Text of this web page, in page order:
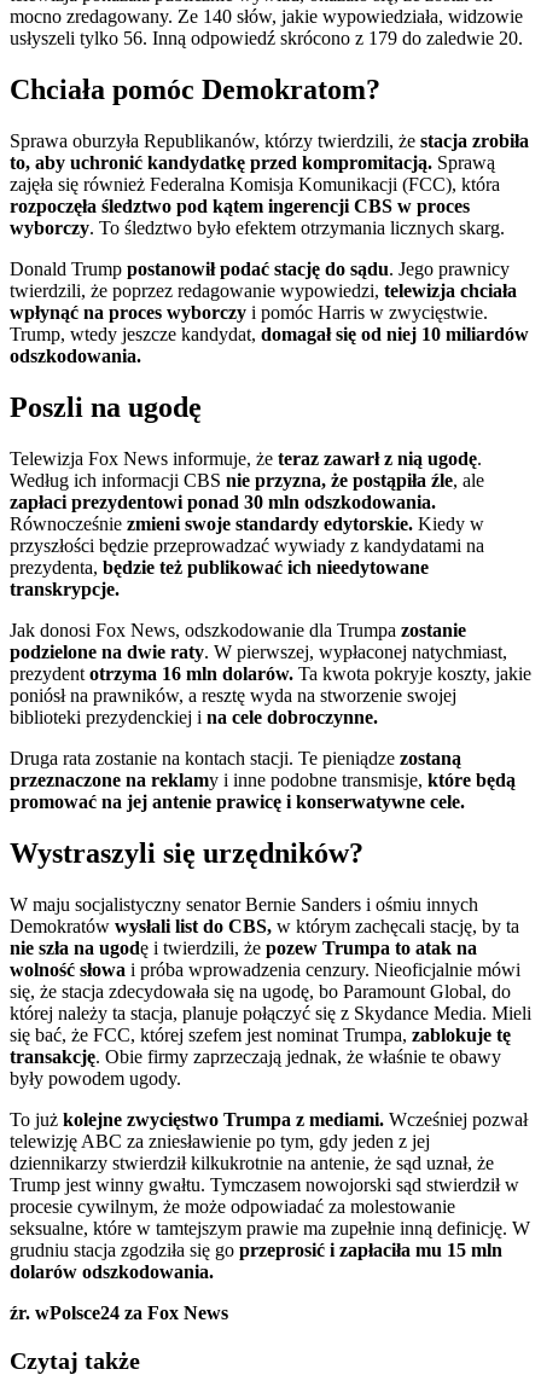
mocno zredagowany. Ze 140 słów, jakie wypowiedziała, widzowie
usłyszeli tylko 56. Inną odpowiedź skrócono z 179 do zaledwie 20.
Chciała pomóc Demokratom?
Sprawa oburzyła Republikanów, którzy twierdzili, że stacja zrobiła
to, aby uchronić kandydatkę przed kompromitacją. Sprawą
zajęła się również Federalna Komisja Komunikacji (FCC), która
rozpoczęła śledztwo pod kątem ingerencji CBS w proces
wyborczy. To śledztwo było efektem otrzymania licznych skarg.
Donald Trump postanowił podać stację do sądu. Jego prawnicy
twierdzili, że poprzez redagowanie wypowiedzi, telewizja chciała
wpłynąć na proces wyborczy i pomóc Harris w zwycięstwie.
Trump, wtedy jeszcze kandydat, domagał się od niej 10 miliardów
odszkodowania.
Poszli na ugodę
Telewizja Fox News informuje, że teraz zawarł z nią ugodę.
Według ich informacji CBS nie przyzna, że postąpiła źle, ale
zapłaci prezydentowi ponad 30 mln odszkodowania.
Równocześnie zmieni swoje standardy edytorskie. Kiedy w
przyszłości będzie przeprowadzać wywiady z kandydatami na
prezydenta, będzie też publikować ich nieedytowane
transkrypcje.
Jak donosi Fox News, odszkodowanie dla Trumpa zostanie
podzielone na dwie raty. W pierwszej, wypłaconej natychmiast,
prezydent otrzyma 16 mln dolarów. Ta kwota pokryje koszty, jakie
poniósł na prawników, a resztę wyda na stworzenie swojej
biblioteki prezydenckiej i na cele dobroczynne.
Druga rata zostanie na kontach stacji. Te pieniądze zostaną
przeznaczone na reklamy i inne podobne transmisje, które będą
promować na jej antenie prawicę i konserwatywne cele.
Wystraszyli się urzędników?
W maju socjalistyczny senator Bernie Sanders i ośmiu innych
Demokratów wysłali list do CBS, w którym zachęcali stację, by ta
nie szła na ugodę i twierdzili, że pozew Trumpa to atak na
wolność słowa i próba wprowadzenia cenzury. Nieoficjalnie mówi
się, że stacja zdecydowała się na ugodę, bo Paramount Global, do
której należy ta stacja, planuje połączyć się z Skydance Media. Mieli
się bać, że FCC, której szefem jest nominat Trumpa, zablokuje tę
transakcję. Obie firmy zaprzeczają jednak, że właśnie te obawy
były powodem ugody.
To już kolejne zwycięstwo Trumpa z mediami. Wcześniej pozwał
telewizję ABC za zniesławienie po tym, gdy jeden z jej
dziennikarzy stwierdził kilkukrotnie na antenie, że sąd uznał, że
Trump jest winny gwałtu. Tymczasem nowojorski sąd stwierdził w
procesie cywilnym, że może odpowiadać za molestowanie
seksualne, które w tamtejszym prawie ma zupełnie inną definicję. W
grudniu stacja zgodziła się go przeprosić i zapłaciła mu 15 mln
dolarów odszkodowania.
źr. wPolsce24 za Fox News
Czytaj także